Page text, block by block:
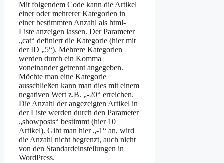
Mit folgendem Code kann die Artikel
einer oder mehrerer Kategorien in
einer bestimmten Anzahl als html-
Liste anzeigen lassen. Der Parameter
„cat“ definiert die Kategorie (hier mit
der ID „5“). Mehrere Kategorien
werden durch ein Komma
voneinander getrennt angegeben.
Möchte man eine Kategorie
ausschließen kann man dies mit einem
negativen Wert z.B. „-20“ erreichen.
Die Anzahl der angezeigten Artikel in
der Liste werden durch den Parameter
„showposts“ bestimmt (hier 10
Artikel). Gibt man hier „-1“ an, wird
die Anzahl nicht begrenzt, auch nicht
von den Standardeinstellungen in
WordPress.